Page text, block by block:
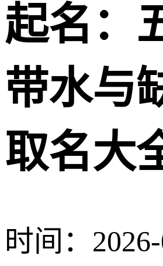
起名：
带水与
取名大
时间：